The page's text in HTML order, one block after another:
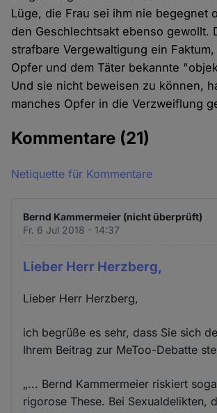
Lüge, die Frau sei ihm nie begegnet
den Geschlechtsakt ebenso gewollt.
strafbare Vergewaltigung ein
Opfer und dem Täter bekannte
Und sie nicht beweisen zu können,
manches Opfer in die Verzweiflung
Kommentare (21)
Netiquette für Kommentare
Bernd Kammermeier (nicht überprüft)
Fr. 6 Jul 2018 - 14:37
Lieber Herr Herzberg,
Lieber Herr Herzberg,
ich begrüße es sehr, dass Sie sich
Ihrem Beitrag zur MeToo-Debatte
„... Bernd Kammermeier riskiert
rigorose These. Bei Sexualdelikten,